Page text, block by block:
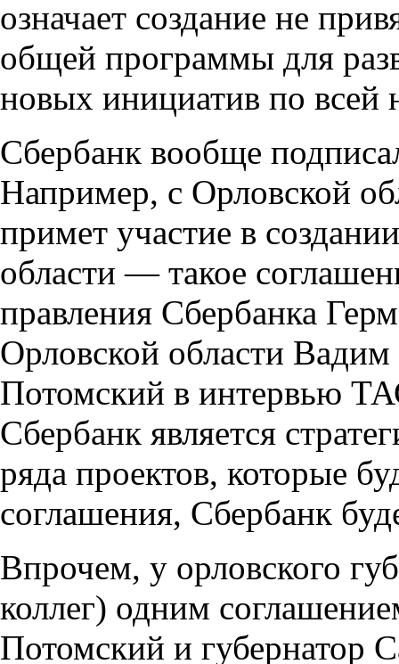
означает создание не
общей программы для
новых инициатив по всей
Сбербанк вообще
Например, с Орловской
примет участие в
области — такое
правления Сбербанка
Орловской области
Потомский в интервью
Сбербанк является
ряда проектов, которые
соглашения, Сбербанк
Впрочем, у орловского
коллег) одним
Потомский и губернатор